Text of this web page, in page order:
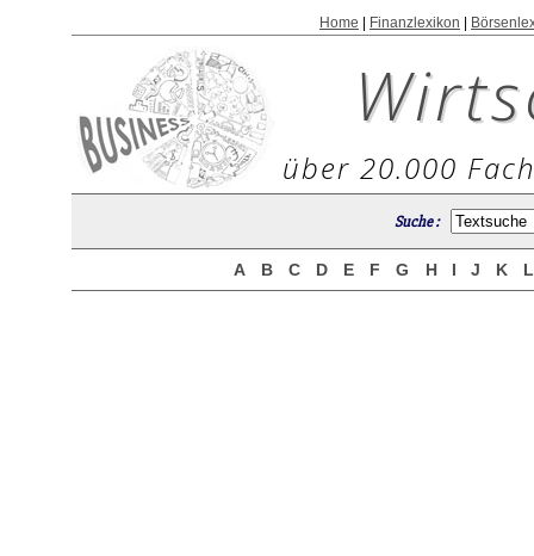
Home Finanzlexikon
über 20.000
Suche :
A B C D E F G H I J K